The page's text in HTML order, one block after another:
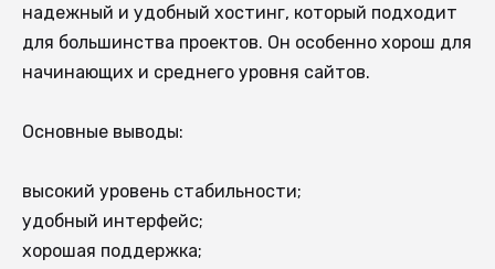
надежный и удобный хостинг, который подходит
для большинства проектов. Он особенно хорош для
начинающих и среднего уровня сайтов.
Основные выводы:
высокий уровень стабильности;
удобный интерфейс;
хорошая поддержка;